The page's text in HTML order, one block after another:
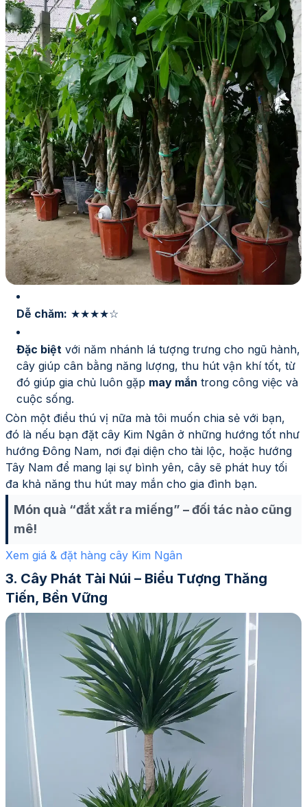
Dễ chăm: ★★★★☆
Đặc biệt với năm nhánh lá tượng trưng cho ngũ hành,
cây giúp cân bằng năng lượng, thu hút vận khí tốt, từ
đó giúp gia chủ luôn gặp may mắn trong công việc và
cuộc sống.
Còn một điều thú vị nữa mà tôi muốn chia sẻ với bạn,
đó là nếu bạn đặt cây Kim Ngân ở những hướng tốt như
hướng Đông Nam, nơi đại diện cho tài lộc, hoặc hướng
Tây Nam để mang lại sự bình yên, cây sẽ phát huy tối
đa khả năng thu hút may mắn cho gia đình bạn.
Món quà “đắt xắt ra miếng” – đối tác nào cũng
mê!
Xem giá & đặt hàng cây Kim Ngân
Cây Phát Tài Núi – Biểu Tượng Thăng
Tiến, Bền Vững